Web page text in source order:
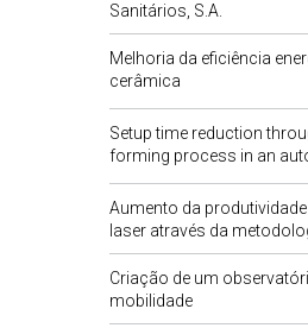
Sanitários, S.A.
Melhoria da eficiência
cerâmica
Setup time reduction
forming process in an
Aumento da
laser através da
Criação de um
mobilidade